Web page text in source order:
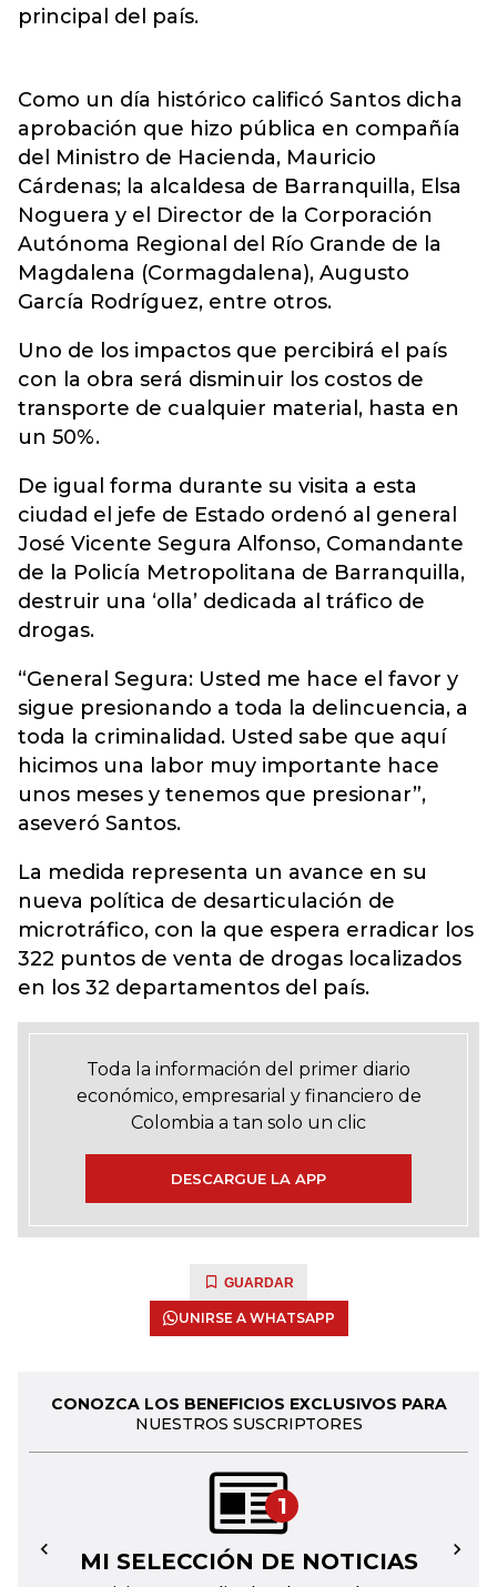
principal del país.
Como un día histórico calificó Santos dicha
aprobación que hizo pública en compañía
del Ministro de Hacienda, Mauricio
Cárdenas; la alcaldesa de Barranquilla, Elsa
Noguera y el Director de la Corporación
Autónoma Regional del Río Grande de la
Magdalena (Cormagdalena), Augusto
García Rodríguez, entre otros.
Uno de los impactos que percibirá el país
con la obra será disminuir los costos de
transporte de cualquier material, hasta en
un 50%.
De igual forma durante su visita a esta
ciudad el jefe de Estado ordenó al general
José Vicente Segura Alfonso, Comandante
de la Policía Metropolitana de Barranquilla,
destruir una ‘olla’ dedicada al tráfico de
drogas.
“General Segura: Usted me hace el favor y
sigue presionando a toda la delincuencia, a
toda la criminalidad. Usted sabe que aquí
hicimos una labor muy importante hace
unos meses y tenemos que presionar”,
aseveró Santos.
La medida representa un avance en su
nueva política de desarticulación de
microtráfico, con la que espera erradicar los
322 puntos de venta de drogas localizados
en los 32 departamentos del país.
Toda la información del primer diario
económico, empresarial y financiero de
Colombia a tan solo un clic
DESCARGUE LA APP
GUARDAR
UNIRSE A WHATSAPP
CONOZCA LOS BENEFICIOS EXCLUSIVOS PARA
NUESTROS SUSCRIPTORES
1
MI SELECCIÓN DE NOTICIAS
← →